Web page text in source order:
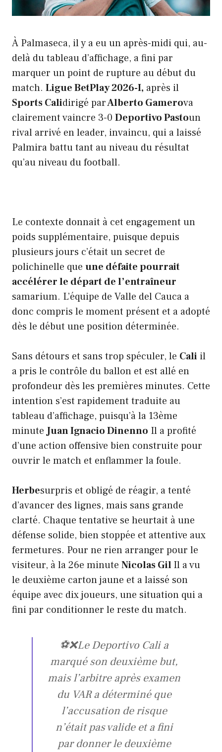
À Palmaseca, il y a eu un après-midi qui, au-
delà du tableau d’affichage, a fini par
marquer un point de rupture au début du
match. Ligue BetPlay 2026-I, après il
Sports Calidirigé parAlberto Gamerova
clairement vaincre 3-0 Deportivo Pastoun
rival arrivé en leader, invaincu, qui a laissé
Palmira battu tant au niveau du résultat
qu’au niveau du football.
Le contexte donnait à cet engagement un
poids supplémentaire, puisque depuis
plusieurs jours c’était un secret de
polichinelle que une défaite pourrait
accélérer le départ de l’entraîneur
samarium. L’équipe de Valle del Cauca a
donc compris le moment présent et a adopté
dès le début une position déterminée.
Sans détours et sans trop spéculer, le Cali il
a pris le contrôle du ballon et est allé en
profondeur dès les premières minutes. Cette
intention s’est rapidement traduite au
tableau d’affichage, puisqu’à la 13ème
minuteJuan Ignacio Dinenno Il a profité
d’une action offensive bien construite pour
ouvrir le match et enflammer la foule.
Herbesurpris et obligé de réagir, a tenté
d’avancer des lignes, mais sans grande
clarté. Chaque tentative se heurtait à une
défense solide, bien stoppée et attentive aux
fermetures. Pour ne rien arranger pour le
visiteur, à la 26e minute Nicolas GilIl a vu
le deuxième carton jaune et a laissé son
équipe avec dix joueurs, une situation qui a
fini par conditionner le reste du match.
⚽❌Le Deportivo Cali a
marqué son deuxième but,
mais l’arbitre après examen
du VAR a déterminé que
l’accusation de risque
n’était pas valide et a fini
par donner le deuxième